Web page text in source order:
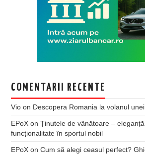
COMENTARII RECENTE
Vio on Descopera Romania la volanul
EPoX onȚinutele de vânătoare –
funcționalitate în sportul nobil
EPoX onCum să alegi ceasul perfect?